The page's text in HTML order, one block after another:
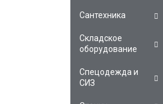
Сантехника
Складское
оборудование
Спецодежда и
СИЗ